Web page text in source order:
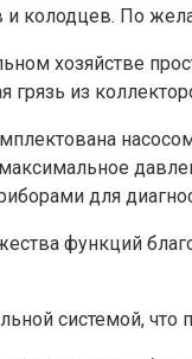
колодцев. По
хозяйстве
грязь из
для
функций
системой,